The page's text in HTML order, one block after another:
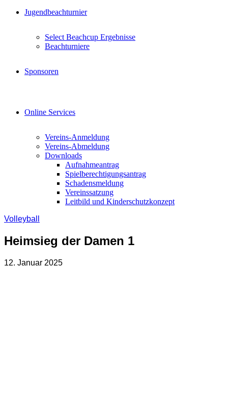
Jugendbeachturnier
Select Beachcup Ergebnisse
Beachturniere
Sponsoren
Online Services
Vereins-Anmeldung
Vereins-Abmeldung
Downloads
Aufnahmeantrag
Spielberechtigungsantrag
Schadensmeldung
Vereinssatzung
Leitbild und Kinderschutzkonzept
Volleyball
Heimsieg der Damen 1
12. Januar 2025